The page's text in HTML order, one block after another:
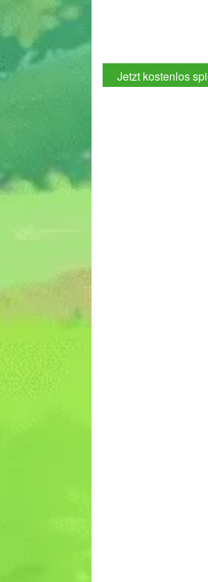
Jetzt kostenlos